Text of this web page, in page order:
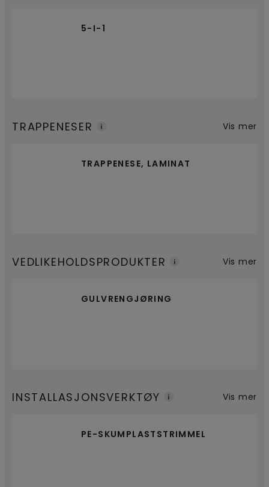
5-I-1
TRAPPENESER
TRAPPENESE, LAMINAT
Vis mer
VEDLIKEHOLDSPRODUKTER
GULVRENGJØRING
Vis mer
INSTALLASJONSVERKTØY
PE-SKUMPLASTSTRIMMEL
Vis mer